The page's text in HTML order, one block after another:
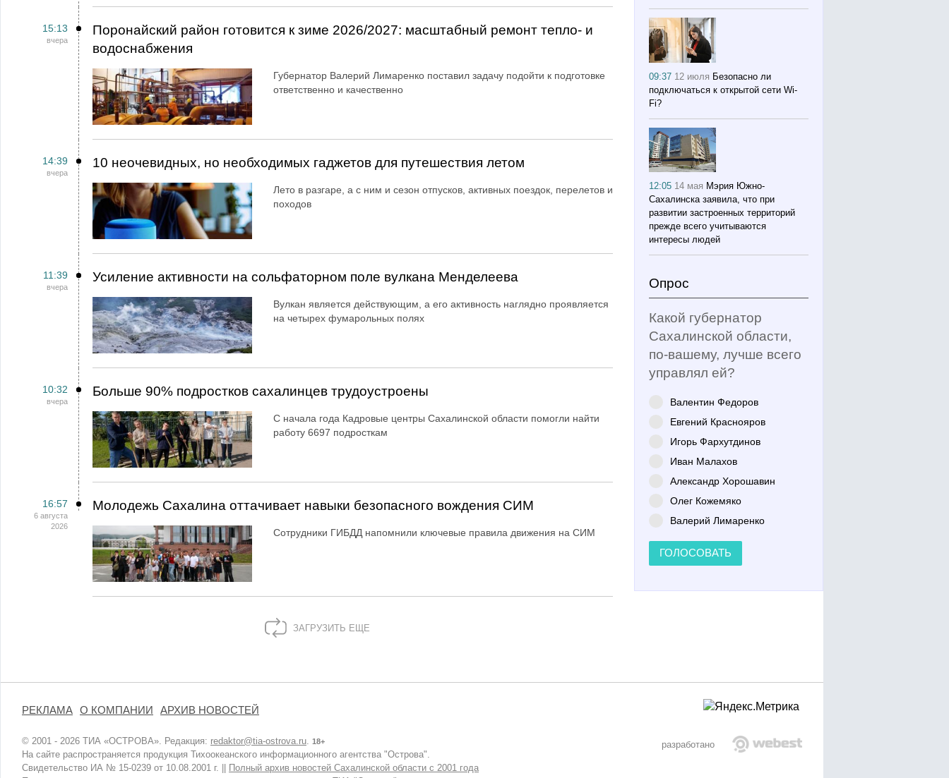
15:13
вчера
Поронайский район готовится к зиме 2026/2027: масштабный ремонт тепло- и
водоснабжения
Губернатор Валерий Лимаренко поставил задачу подойти к подготовке
ответственно и качественно
14:39
вчера
10 неочевидных, но необходимых гаджетов для путешествия летом
Лето в разгаре, а с ним и сезон отпусков, активных поездок, перелетов и
походов
11:39
вчера
Усиление активности на сольфаторном поле вулкана Менделеева
Вулкан является действующим, а его активность наглядно проявляется
на четырех фумарольных полях
10:32
вчера
Больше 90% подростков сахалинцев трудоустроены
С начала года Кадровые центры Сахалинской области помогли найти
работу 6697 подросткам
16:57
6 августа
2026
Молодежь Сахалина оттачивает навыки безопасного вождения СИМ
Сотрудники ГИБДД напомнили ключевые правила движения на СИМ
ЗАГРУЗИТЬ ЕЩЕ
09:37 12 июля Безопасно ли
подключаться к открытой сети Wi-
Fi?
12:05 14 мая Мэрия Южно-
Сахалинска заявила, что при
развитии застроенных территорий
прежде всего учитываются
интересы людей
Опрос
Какой губернатор
Сахалинской области,
по-вашему, лучше всего
управлял ей?
Валентин Федоров
Евгений Краснояров
Игорь Фархутдинов
Иван Малахов
Александр Хорошавин
Олег Кожемяко
Валерий Лимаренко
ГОЛОСОВАТЬ
РЕКЛАМА О КОМПАНИИ АРХИВ НОВОСТЕЙ
© 2001 - 2026 ТИА «ОСТРОВА». Редакция: redaktor@tia-ostrova.ru. 18+
На сайте распространяется продукция Тихоокеанского информационного агентства "Острова".
Свидетельство ИА № 15-0239 от 10.08.2001 г. ||
Полный архив новостей Сахалинской области с 2001 года
разработано